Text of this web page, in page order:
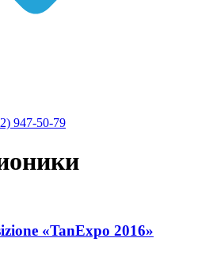
947-50-79
«TanExpo 2016»